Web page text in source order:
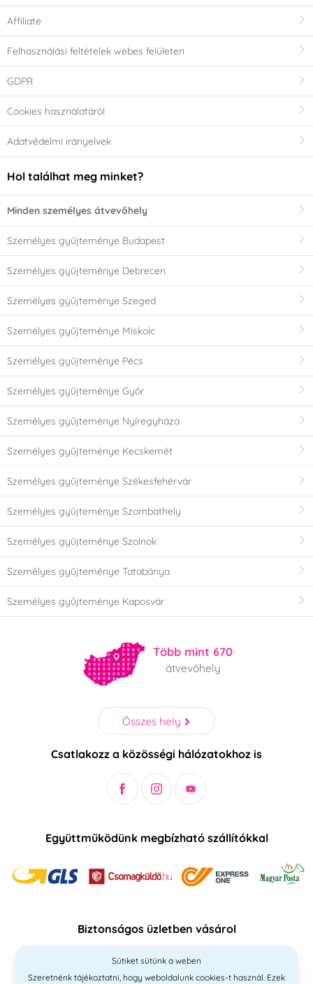
Affiliate
Felhasználási feltételek webes felületen
GDPR
Cookies használatáról
Adatvédelmi irányelvek
Hol találhat meg minket?
Minden személyes átvevőhely
Személyes gyűjteménye Budapest
Személyes gyűjteménye Debrecen
Személyes gyűjteménye Szeged
Személyes gyűjteménye Miskolc
Személyes gyűjteménye Pécs
Személyes gyűjteménye Győr
Személyes gyűjteménye Nyíregyháza
Személyes gyűjteménye Kecskemét
Személyes gyűjteménye Székesfehérvár
Személyes gyűjteménye Szombathely
Személyes gyűjteménye Szolnok
Személyes gyűjteménye Tatabánya
Személyes gyűjteménye Kaposvár
Több mint 670
átvevőhely
Összes hely
Csatlakozz a közösségi hálózatokhoz is
Együttműködünk megbízható szállítókkal
Biztonságos üzletben vásárol
Sütiket sütünk a weben
Szeretnénk tájékoztatni, hogy weboldalunk cookies-t használ. Ezek